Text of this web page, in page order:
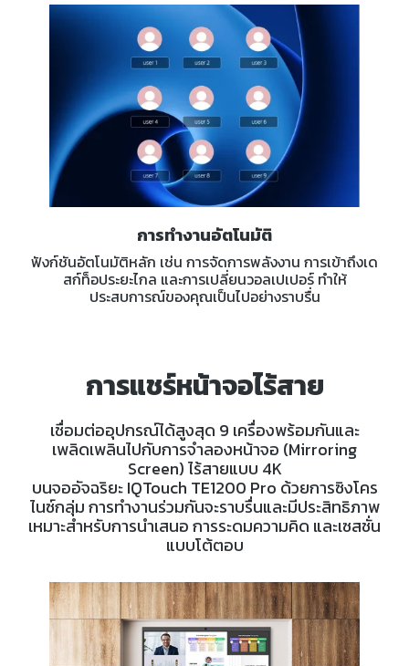
การทำงานอัตโนมัติ
ฟังก์ชันอัตโนมัติหลัก เช่น การจัดการพลังงาน การเข้าถึงเด
สก์ท็อประยะไกล และการเปลี่ยนวอลเปเปอร์ ทำให้
ประสบการณ์ของคุณเป็นไปอย่างราบรื่น
การแชร์หน้าจอไร้สาย
เชื่อมต่ออุปกรณ์ได้สูงสุด 9 เครื่องพร้อมกันและ
เพลิดเพลินไปกับการจำลองหน้าจอ (Mirroring
Screen) ไร้สายแบบ 4K
บนจออัจฉริยะ IQTouch TE1200 Pro ด้วยการซิงโคร
ไนซ์กลุ่ม การทำงานร่วมกันจะราบรื่นและมีประสิทธิภาพ
เหมาะสำหรับการนำเสนอการระดมความคิด และเซสชั่น
แบบโต้ตอบ